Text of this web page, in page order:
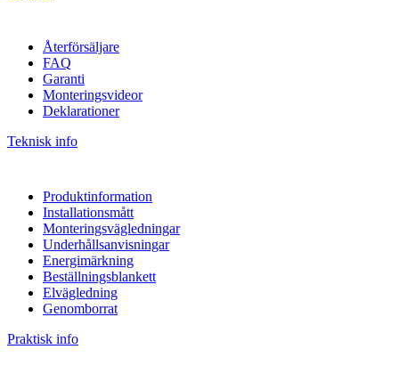
Återförsäljare
FAQ
Garanti
Monteringsvideor
Deklarationer
Teknisk info
Produktinformation
Installationsmått
Monteringsvägledningar
Underhållsanvisningar
Energimärkning
Beställningsblankett
Elvägledning
Genomborrat
Praktisk info